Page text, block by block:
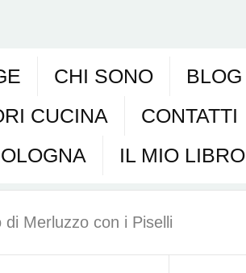
CHI SONO BLOG
CUCINA
CONTATTI
IL MIO LIBRO
di Merluzzo con i Piselli